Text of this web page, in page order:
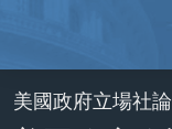
Skip
to HOME
美國政府立場社論